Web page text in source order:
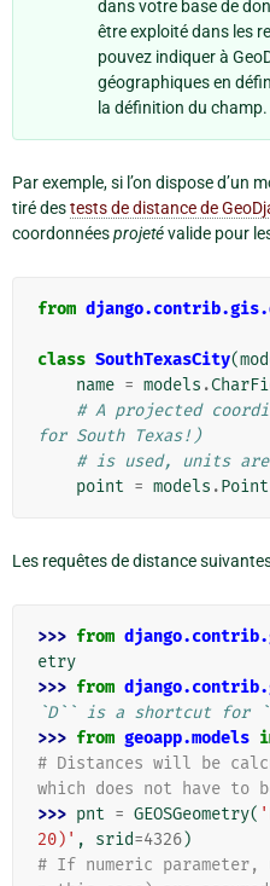
dans votre base de
être exploité dans les
pouvez indiquer à
géographiques en
la définition du champ.
Par exemple, si l’on dispose d’un
tiré destests de distance de
coordonnéesprojetévalide pour
from
class SouthTexasCity(
name = models .
# A projected
for South Texas!)
# is used, units
point = models .
Les requêtes de distance
>>> from
etry
>>> from
`D`` is a shortcut for
>>> from geoapp.models
# Distances will be
which does not have to
>>> pnt = GEOSGeometry(
20)' , srid=4326)
# If numeric